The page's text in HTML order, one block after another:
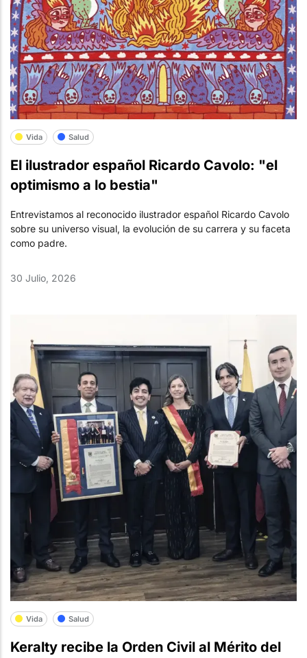
Vida Salud
El ilustrador español Ricardo Cavolo: "el
optimismo a lo bestia"
Entrevistamos al reconocido ilustrador español Ricardo Cavolo
sobre su universo visual, la evolución de su carrera y su faceta
como padre.
30 Julio, 2026
Vida Salud
Keralty recibe la Orden Civil al Mérito del